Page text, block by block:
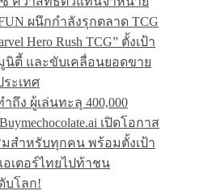
ผนึกกำลังรุกตลาด TCG
Hero Rush TCG” ตั้งเป้า
ตี้ และขับเคลื่อนยอดขาย
ะเทศ
ถึง ผู้เล่นทะลุ 400,000
เปิดโอกาส
มสำหรับทุกคน พร้อมตั้งเป้า
อเตอร์ไทยไปท้าชน
บโลก!